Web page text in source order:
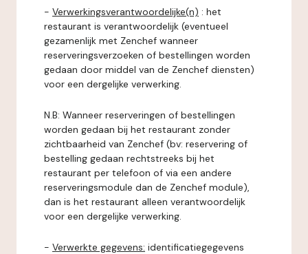
- Verwerkingsverantwoordelijke(n) : het
restaurant is verantwoordelijk (eventueel
gezamenlijk met Zenchef wanneer
reserveringsverzoeken of bestellingen worden
gedaan door middel van de Zenchef diensten)
voor een dergelijke verwerking.
N.B: Wanneer reserveringen of bestellingen
worden gedaan bij het restaurant zonder
zichtbaarheid van Zenchef (bv: reservering of
bestelling gedaan rechtstreeks bij het
restaurant per telefoon of via een andere
reserveringsmodule dan de Zenchef module),
dan is het restaurant alleen verantwoordelijk
voor een dergelijke verwerking.
- Verwerkte gegevens: identificatiegegevens